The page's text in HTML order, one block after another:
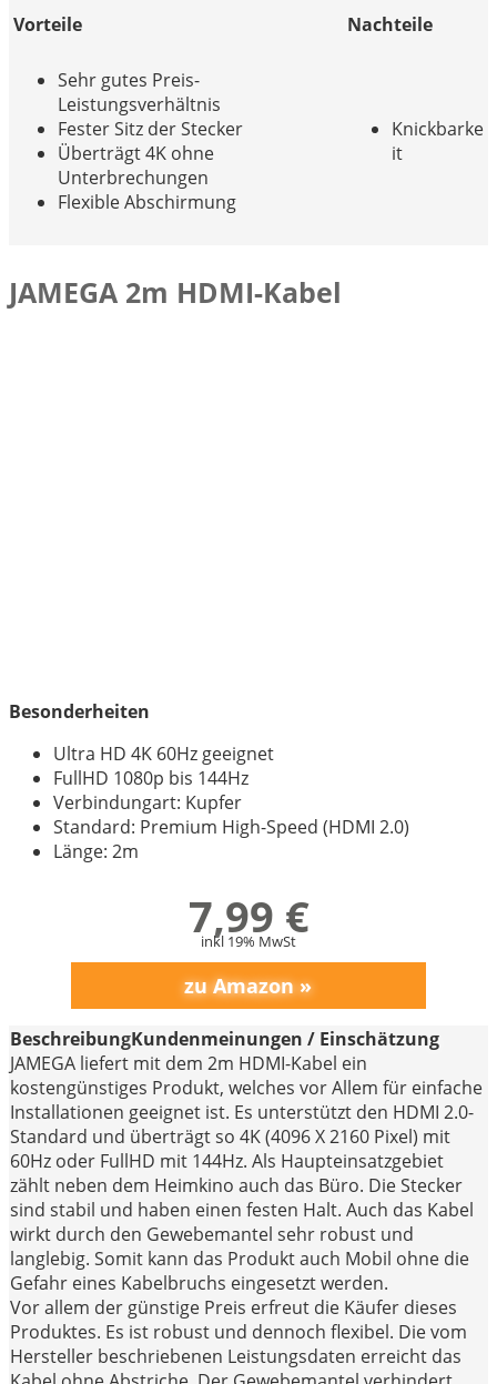
Vorteile
Nachteile
Sehr gutes Preis-
Leistungsverhältnis
Fester Sitz der Stecker
Überträgt 4K ohne
Unterbrechungen
Flexible Abschirmung
Knickbarke
it
JAMEGA 2m HDMI-Kabel
Besonderheiten
Ultra HD 4K 60Hz geeignet
FullHD 1080p bis 144Hz
Verbindungart: Kupfer
Standard: Premium High-Speed (HDMI 2.0)
Länge: 2m
7,99 €
inkl 19% MwSt
BeschreibungKundenmeinungen / Einschätzung
JAMEGA liefert mit dem 2m HDMI-Kabel ein
kostengünstiges Produkt, welches vor Allem für einfache
Installationen geeignet ist. Es unterstützt den HDMI 2.0-
Standard und überträgt so 4K (4096 X 2160 Pixel) mit
60Hz oder FullHD mit 144Hz. Als Haupteinsatzgebiet
zählt neben dem Heimkino auch das Büro. Die Stecker
sind stabil und haben einen festen Halt. Auch das Kabel
wirkt durch den Gewebemantel sehr robust und
langlebig. Somit kann das Produkt auch Mobil ohne die
Gefahr eines Kabelbruchs eingesetzt werden.
Vor allem der günstige Preis erfreut die Käufer dieses
Produktes. Es ist robust und dennoch flexibel. Die vom
Hersteller beschriebenen Leistungsdaten erreicht das